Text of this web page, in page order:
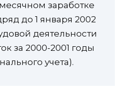
заработке
до 1 января 2002
деятельности
за 2000-2001 годы
учета).